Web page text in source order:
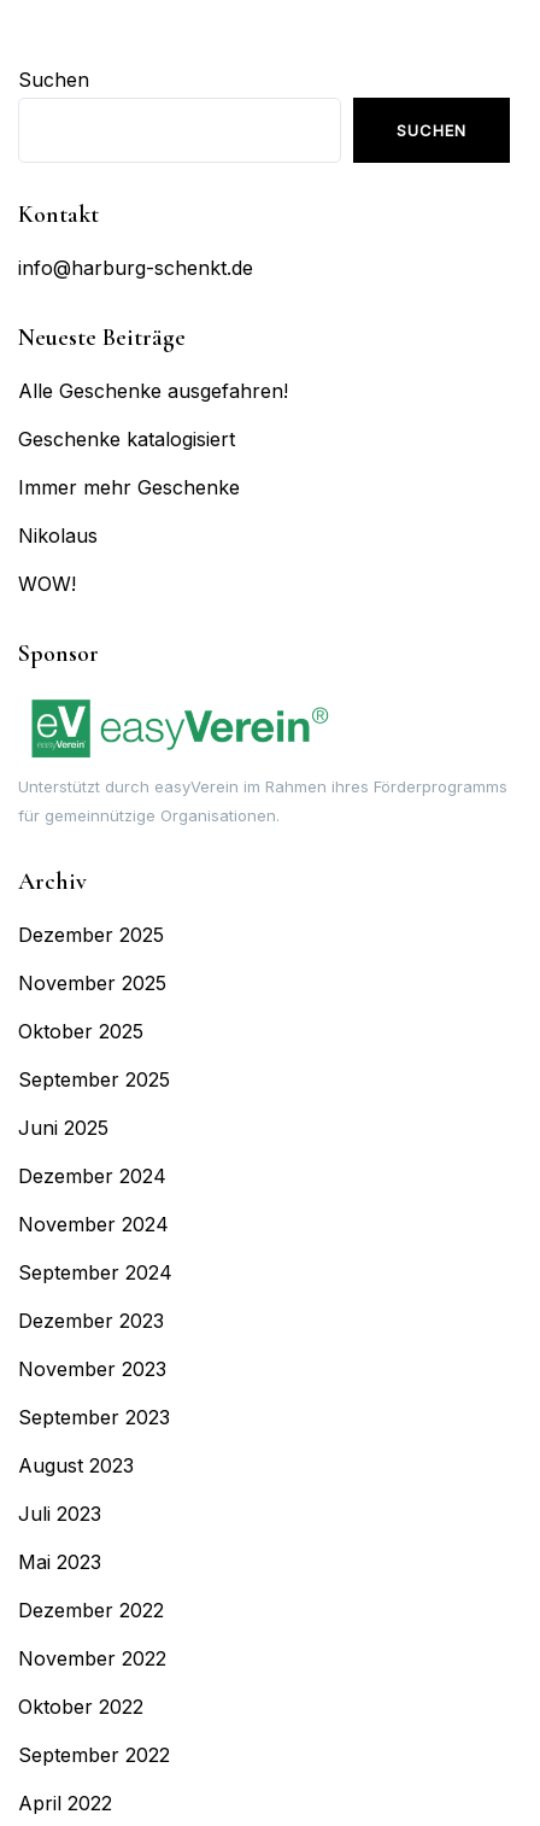
Suchen
SUCHEN
Kontakt
info@harburg-schenkt.de
Neueste Beiträge
Alle Geschenke ausgefahren!
Geschenke katalogisiert
Immer mehr Geschenke
Nikolaus
WOW!
Sponsor
Unterstützt durch easyVerein im Rahmen ihres Förderprogramms
für gemeinnützige Organisationen.
Archiv
Dezember 2025
November 2025
Oktober 2025
September 2025
Juni 2025
Dezember 2024
November 2024
September 2024
Dezember 2023
November 2023
September 2023
August 2023
Juli 2023
Mai 2023
Dezember 2022
November 2022
Oktober 2022
September 2022
April 2022